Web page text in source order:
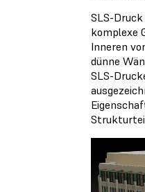
SLS-
komplexe
Inneren
dünne
SLS-